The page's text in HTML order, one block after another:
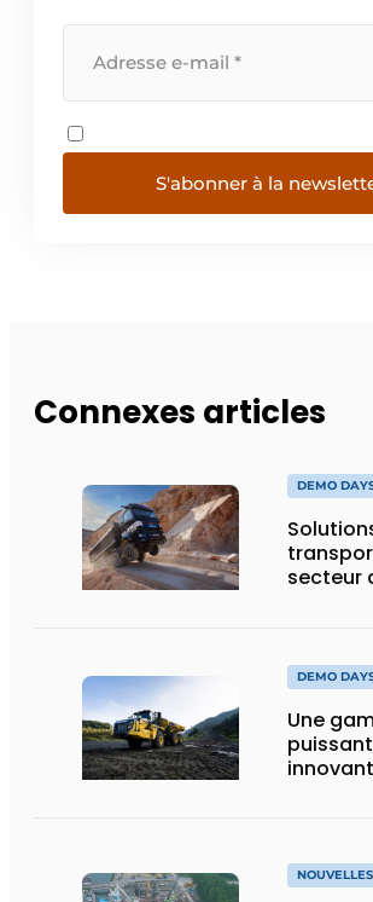
S'abonner à la
Connexes articles
DEMO
secteur
DEMO
Une
NOUVELLES